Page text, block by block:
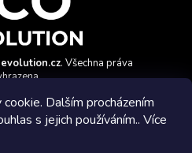
Dalším procházením
s jejich používáním.. Více
. Všechna práva